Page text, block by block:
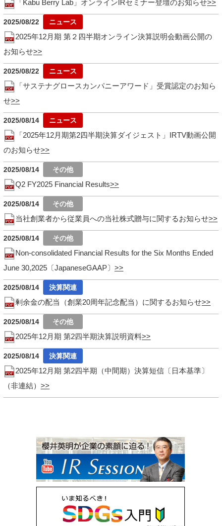
「Kabu Berry Lab」オンラインIRセミナー登壇のお知らせ
2025/08/22
2025年12月期 第２四半期オンライン決算説明会動画公開の
お知らせ
2025/08/22
「サステナグロースカンパニーアワード」受賞認定のお知ら
せ
2025/08/14
「2025年12月期第2四半期決算ダイジェスト」IRTV動画公開
のお知らせ
2025/08/14
Q2 FY2025 Financial Results
2025/08/14
当社創業者から従業員への当社株式贈与に関するお知らせ
2025/08/14
Non-consolidated Financial Results for the Six Months Ended
June 30,2025〔JapaneseGAAP〕
2025/08/14
剰余金の配当（創業20周年記念配当）に関するお知らせ
2025/08/14
2025年12月期 第2四半期決算説明資料
2025/08/14
2025年12月期 第2四半期（中間期）決算短信〔日本基準〕
（非連結）